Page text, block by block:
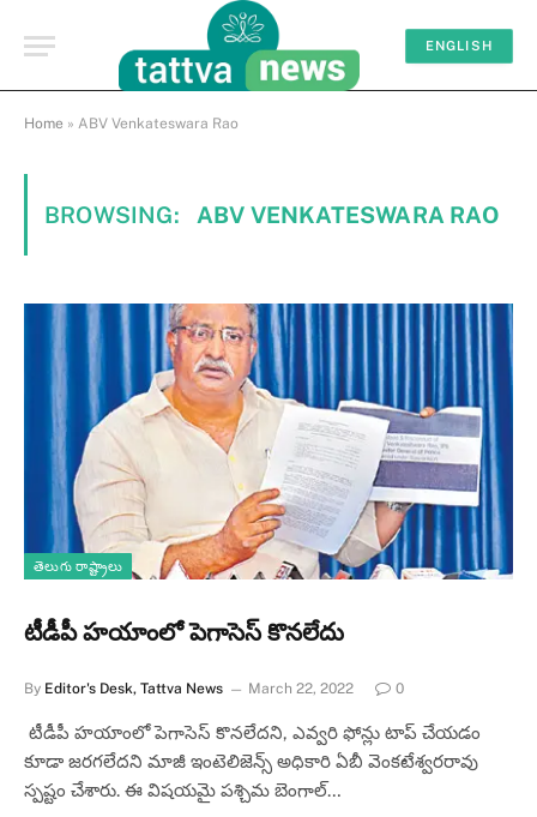
ENGLISH
Home » ABV Venkateswara Rao
BROWSING: ABV VENKATESWARA RAO
తెలుగు రాష్ట్రాలు
టీడీపీ హయాంలో పెగాసెస్‌ కొనలేదు
By Editor's Desk, Tattva News March 22, 2022 0
టీడీపీ హయాంలో పెగాసెస్‌ కొనలేదని, ఎవ్వరి ఫోన్లు టాప్ చేయడం
కూడా జరగలేదని మాజీ ఇంటెలిజెన్స్ అధికారి ఏబీ వెంకటేశ్వరరావు
స్పష్టం చేశారు. ఈ విషయమై పశ్చిమ బెంగాల్…